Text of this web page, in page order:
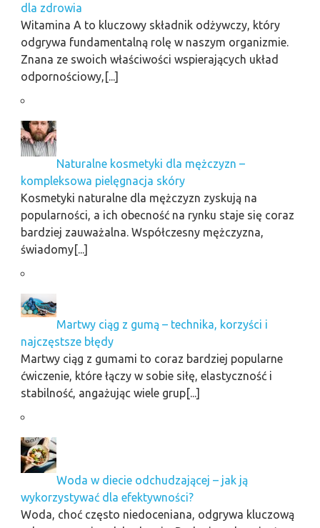
dla zdrowia
Witamina A to kluczowy składnik odżywczy, który
odgrywa fundamentalną rolę w naszym organizmie.
Znana ze swoich właściwości wspierających układ
odpornościowy,[...]
Naturalne kosmetyki dla mężczyzn –
kompleksowa pielęgnacja skóry
Kosmetyki naturalne dla mężczyzn zyskują na
popularności, a ich obecność na rynku staje się coraz
bardziej zauważalna. Współczesny mężczyzna,
świadomy[...]
Martwy ciąg z gumą – technika, korzyści i
najczęstsze błędy
Martwy ciąg z gumami to coraz bardziej popularne
ćwiczenie, które łączy w sobie siłę, elastyczność i
stabilność, angażując wiele grup[...]
Woda w diecie odchudzającej – jak ją
wykorzystywać dla efektywności?
Woda, choć często niedoceniana, odgrywa kluczową